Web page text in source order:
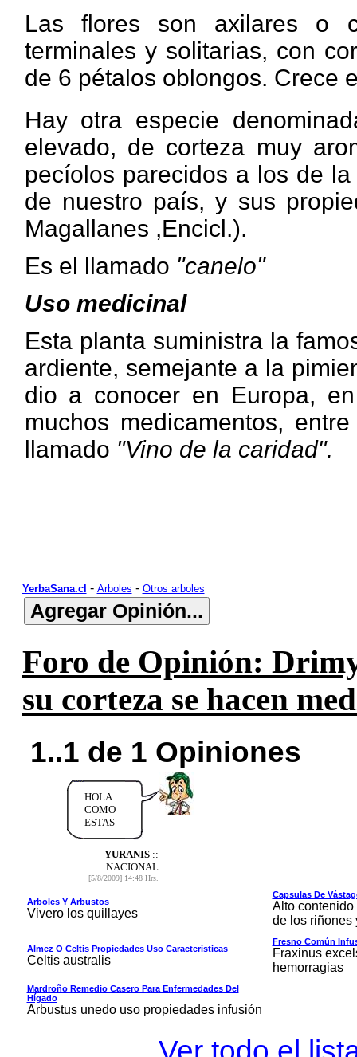
Las flores son axilares o
terminales y solitarias, con
de 6 pétalos oblongos. Crece
Hay otra especie
elevado, de corteza muy
pecíolos parecidos a los de
de nuestro país, y sus
Magallanes ,Encicl.).
Es el llamado "canelo"
Uso medicinal
Esta planta suministra la
ardiente, semejante a la
dio a conocer en Europa,
muchos medicamentos,
llamado "Vino de la caridad".
YerbaSana.cl - Arboles - Otros arboles
Foro de Opinión:
su corteza se hacen
1..1 de 1 Opiniones
HOLA
COMO
ESTAS
YURANIS::
NACIONAL
[5/8/2009] 14:48 Hrs.
Arboles Y Arbustos
Vivero los quillayes
Capsulas De
Alto
de los riñones
Almez O Celtis Propiedades Uso Caracteristicas
Celtis australis
Fresno Común
Fraxinus
hemorragias
Mardroño Remedio Casero Para Enfermedades Del
Hígado
Arbustus unedo uso propiedades infusión